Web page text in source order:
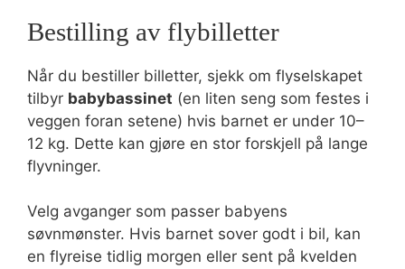
Bestilling av flybilletter
Når du bestiller billetter, sjekk om flyselskapet
tilbyr babybassinet (en liten seng som festes i
veggen foran setene) hvis barnet er under 10–
12 kg. Dette kan gjøre en stor forskjell på lange
flyvninger.
Velg avganger som passer babyens
søvnmønster. Hvis barnet sover godt i bil, kan
en flyreise tidlig morgen eller sent på kvelden